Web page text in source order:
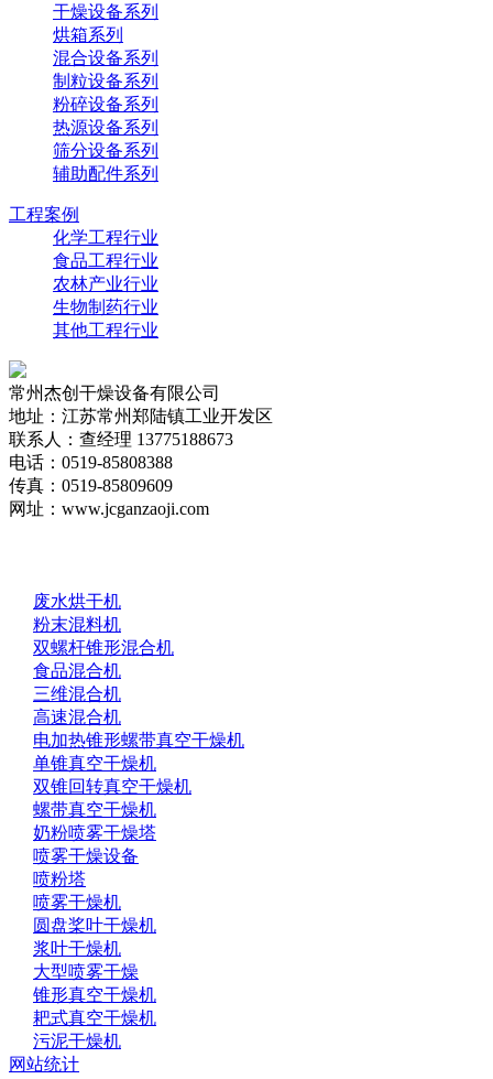
干燥设备系列
烘箱系列
混合设备系列
制粒设备系列
粉碎设备系列
热源设备系列
筛分设备系列
辅助配件系列
工程案例
化学工程行业
食品工程行业
农林产业行业
生物制药行业
其他工程行业
常州杰创干燥设备有限公司
地址：江苏常州郑陆镇工业开发区
联系人：查经理 13775188673
电话：0519-85808388
传真：0519-85809609
网址：www.jcganzaoji.com
废水烘干机
粉末混料机
双螺杆锥形混合机
食品混合机
三维混合机
高速混合机
电加热锥形螺带真空干燥机
单锥真空干燥机
双锥回转真空干燥机
螺带真空干燥机
奶粉喷雾干燥塔
喷雾干燥设备
喷粉塔
喷雾干燥机
圆盘桨叶干燥机
浆叶干燥机
大型喷雾干燥
锥形真空干燥机
耙式真空干燥机
污泥干燥机
网站统计